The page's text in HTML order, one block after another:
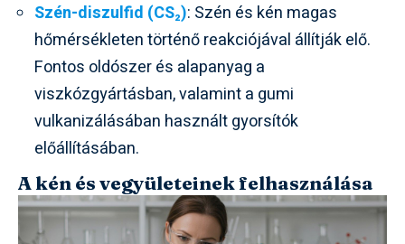
Szén-diszulfid (CS₂): Szén és kén magas
hőmérsékleten történő reakciójával állítják elő.
Fontos oldószer és alapanyag a
viszkózgyártásban, valamint a gumi
vulkanizálásában használt gyorsítók
előállításában.
A kén és vegyületeinek felhasználása